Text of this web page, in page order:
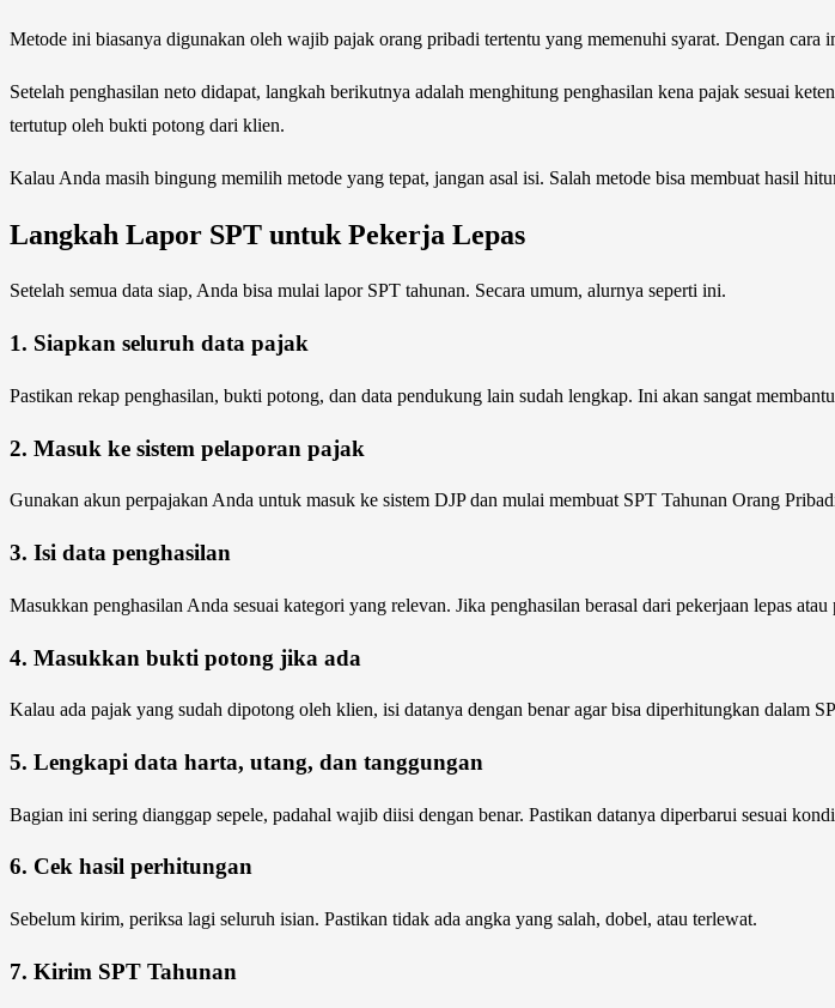
Metode ini biasanya digunakan oleh wajib pajak orang pribadi tertentu yang memenuhi syarat. Dengan cara
Setelah penghasilan neto didapat, langkah berikutnya adalah menghitung penghasilan kena pajak sesuai
tertutup oleh bukti potong dari klien.
Kalau Anda masih bingung memilih metode yang tepat, jangan asal isi. Salah metode bisa membuat hasil
Langkah Lapor SPT untuk Pekerja Lepas
Setelah semua data siap, Anda bisa mulai lapor SPT tahunan. Secara umum, alurnya seperti ini.
1. Siapkan seluruh data pajak
Pastikan rekap penghasilan, bukti potong, dan data pendukung lain sudah lengkap. Ini akan sangat
2. Masuk ke sistem pelaporan pajak
Gunakan akun perpajakan Anda untuk masuk ke sistem DJP dan mulai membuat SPT Tahunan Orang
3. Isi data penghasilan
Masukkan penghasilan Anda sesuai kategori yang relevan. Jika penghasilan berasal dari pekerjaan lepas
4. Masukkan bukti potong jika ada
Kalau ada pajak yang sudah dipotong oleh klien, isi datanya dengan benar agar bisa diperhitungkan dalam
5. Lengkapi data harta, utang, dan tanggungan
Bagian ini sering dianggap sepele, padahal wajib diisi dengan benar. Pastikan datanya diperbarui sesuai
6. Cek hasil perhitungan
Sebelum kirim, periksa lagi seluruh isian. Pastikan tidak ada angka yang salah, dobel, atau terlewat.
7. Kirim SPT Tahunan